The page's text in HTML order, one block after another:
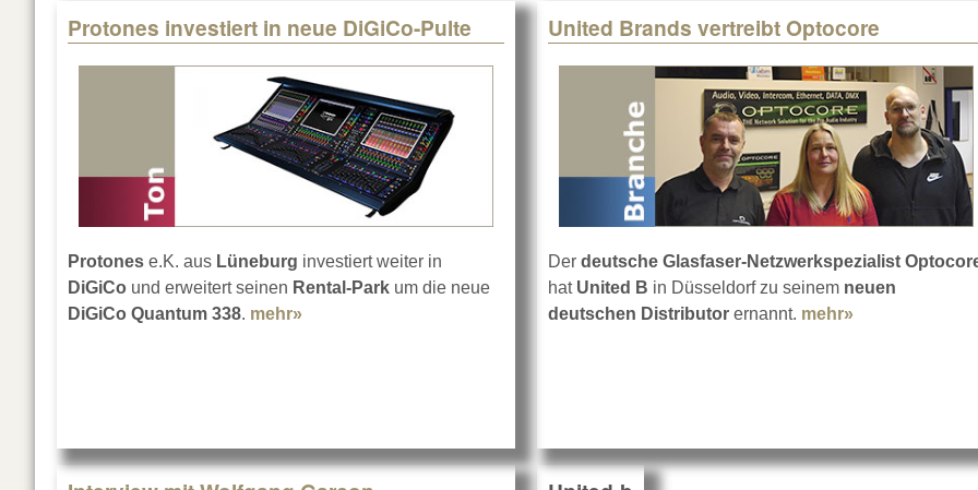
Protones investiert in neue DiGiCo-Pulte
Protones e.K. aus Lüneburg investiert weiter in
DiGiCo und erweitert seinen Rental-Park um die neue
DiGiCo Quantum 338. mehr» about Protones investiert in neue DiGiCo-Pulte
United Brands vertreibt Optocore
Der deutsche Glasfaser-Netzwerkspezialist
hat United B in Düsseldorf zu seinem neuen
deutschen Distributor ernannt. mehr» about United